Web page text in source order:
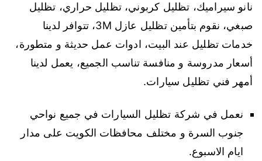
نانو سيراميك، تظليل كربوني، تظليل حراري، تظليل
صبغي، نقوم بتأمين تظليل عازل 3M، تتوافر لدينا
خدمات تظليل عند البيت، ادوات عمل حديثة و متطورة،
أسعار مدروسة و منافسة تناسب الجميع، يعمل لدينا
أمهر فني تظليل سيارات.
نعمل في شركة تظليل السيارات في جميع نواحي
جنوب السرة و مختلف محافظات الكويت على مدار
ايام الاسبوع.